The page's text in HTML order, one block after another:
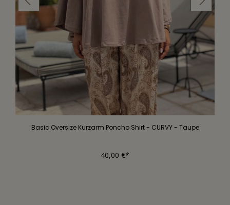
Basic Oversize Kurzarm Poncho Shirt - CURVY - Taupe
40,00 €*